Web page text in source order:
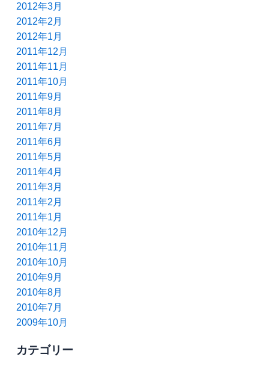
2012年3月
2012年2月
2012年1月
2011年12月
2011年11月
2011年10月
2011年9月
2011年8月
2011年7月
2011年6月
2011年5月
2011年4月
2011年3月
2011年2月
2011年1月
2010年12月
2010年11月
2010年10月
2010年9月
2010年8月
2010年7月
2009年10月
カテゴリー